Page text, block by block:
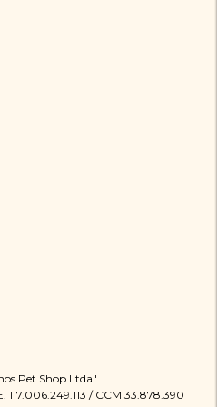
Pet Shop Ltda"
/ CCM 33.878.390